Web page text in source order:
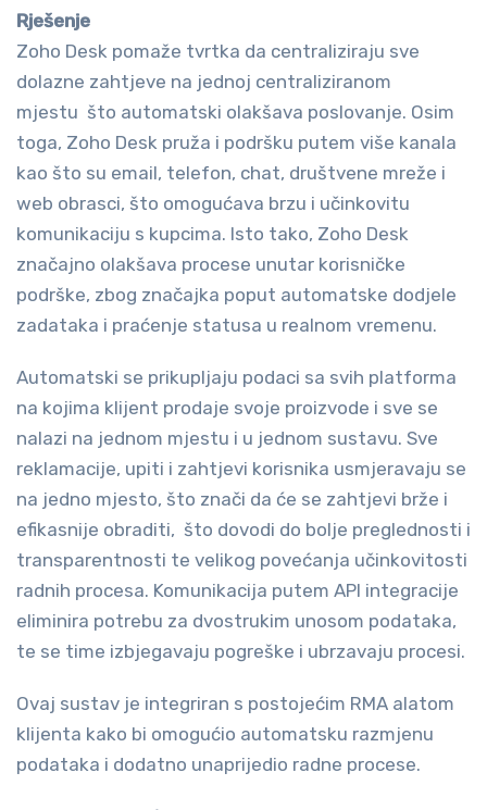
Rješenje
Zoho Desk pomaže tvrtka da centraliziraju sve
dolazne zahtjeve na jednoj centraliziranom
mjestu što automatski olakšava poslovanje. Osim
toga, Zoho Desk pruža i podršku putem više kanala
kao što su email, telefon, chat, društvene mreže i
web obrasci, što omogućava brzu i učinkovitu
komunikaciju s kupcima. Isto tako, Zoho Desk
značajno olakšava procese unutar korisničke
podrške, zbog značajka poput automatske dodjele
zadataka i praćenje statusa u realnom vremenu.
Automatski se prikupljaju podaci sa svih platforma
na kojima klijent prodaje svoje proizvode i sve se
nalazi na jednom mjestu i u jednom sustavu. Sve
reklamacije, upiti i zahtjevi korisnika usmjeravaju se
na jedno mjesto, što znači da će se zahtjevi brže i
efikasnije obraditi, što dovodi do bolje preglednosti i
transparentnosti te velikog povećanja učinkovitosti
radnih procesa. Komunikacija putem API integracije
eliminira potrebu za dvostrukim unosom podataka,
te se time izbjegavaju pogreške i ubrzavaju procesi.
Ovaj sustav je integriran s postojećim RMA alatom
klijenta kako bi omogućio automatsku razmjenu
podataka i dodatno unaprijedio radne procese.